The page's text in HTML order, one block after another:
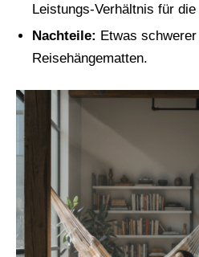
Leistungs-Verhältnis für
Nachteile: Etwas
Reisehängematten.